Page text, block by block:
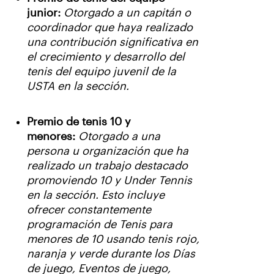
junior: Otorgado a un capitán o
coordinador que haya realizado
una contribución significativa en
el crecimiento y desarrollo del
tenis del equipo juvenil de la
USTA en la sección.
Premio de tenis 10 y
menores: Otorgado a una
persona u organización que ha
realizado un trabajo destacado
promoviendo 10 y Under Tennis
en la sección. Esto incluye
ofrecer constantemente
programación de Tenis para
menores de 10 usando tenis rojo,
naranja y verde durante los Días
de juego, Eventos de juego,